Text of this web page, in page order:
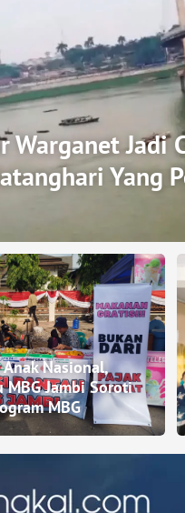
Warganet Jadi
Yang
Nasional,
MBG Jambi Soroti
MBG